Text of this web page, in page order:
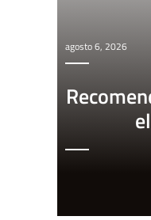
agosto 6, 2026